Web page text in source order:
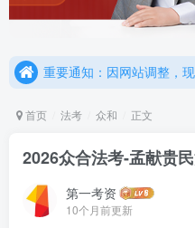
首页 法考 众和 正文
2026众合法考-孟献贵
第一考资
10个月前更新